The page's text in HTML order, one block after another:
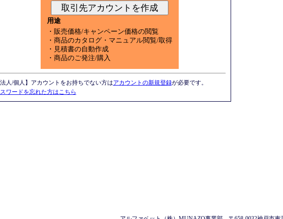
用途
・販売価格/キャンペーン価格の閲覧
・商品のカタログ・マニュアル閲覧/取得
・見積書の自動作成
・商品のご発注/購入
人/個人】アカウントをお持ちでない方はアカウントの新規登録が必要です。
ワードを忘れた方はこちら